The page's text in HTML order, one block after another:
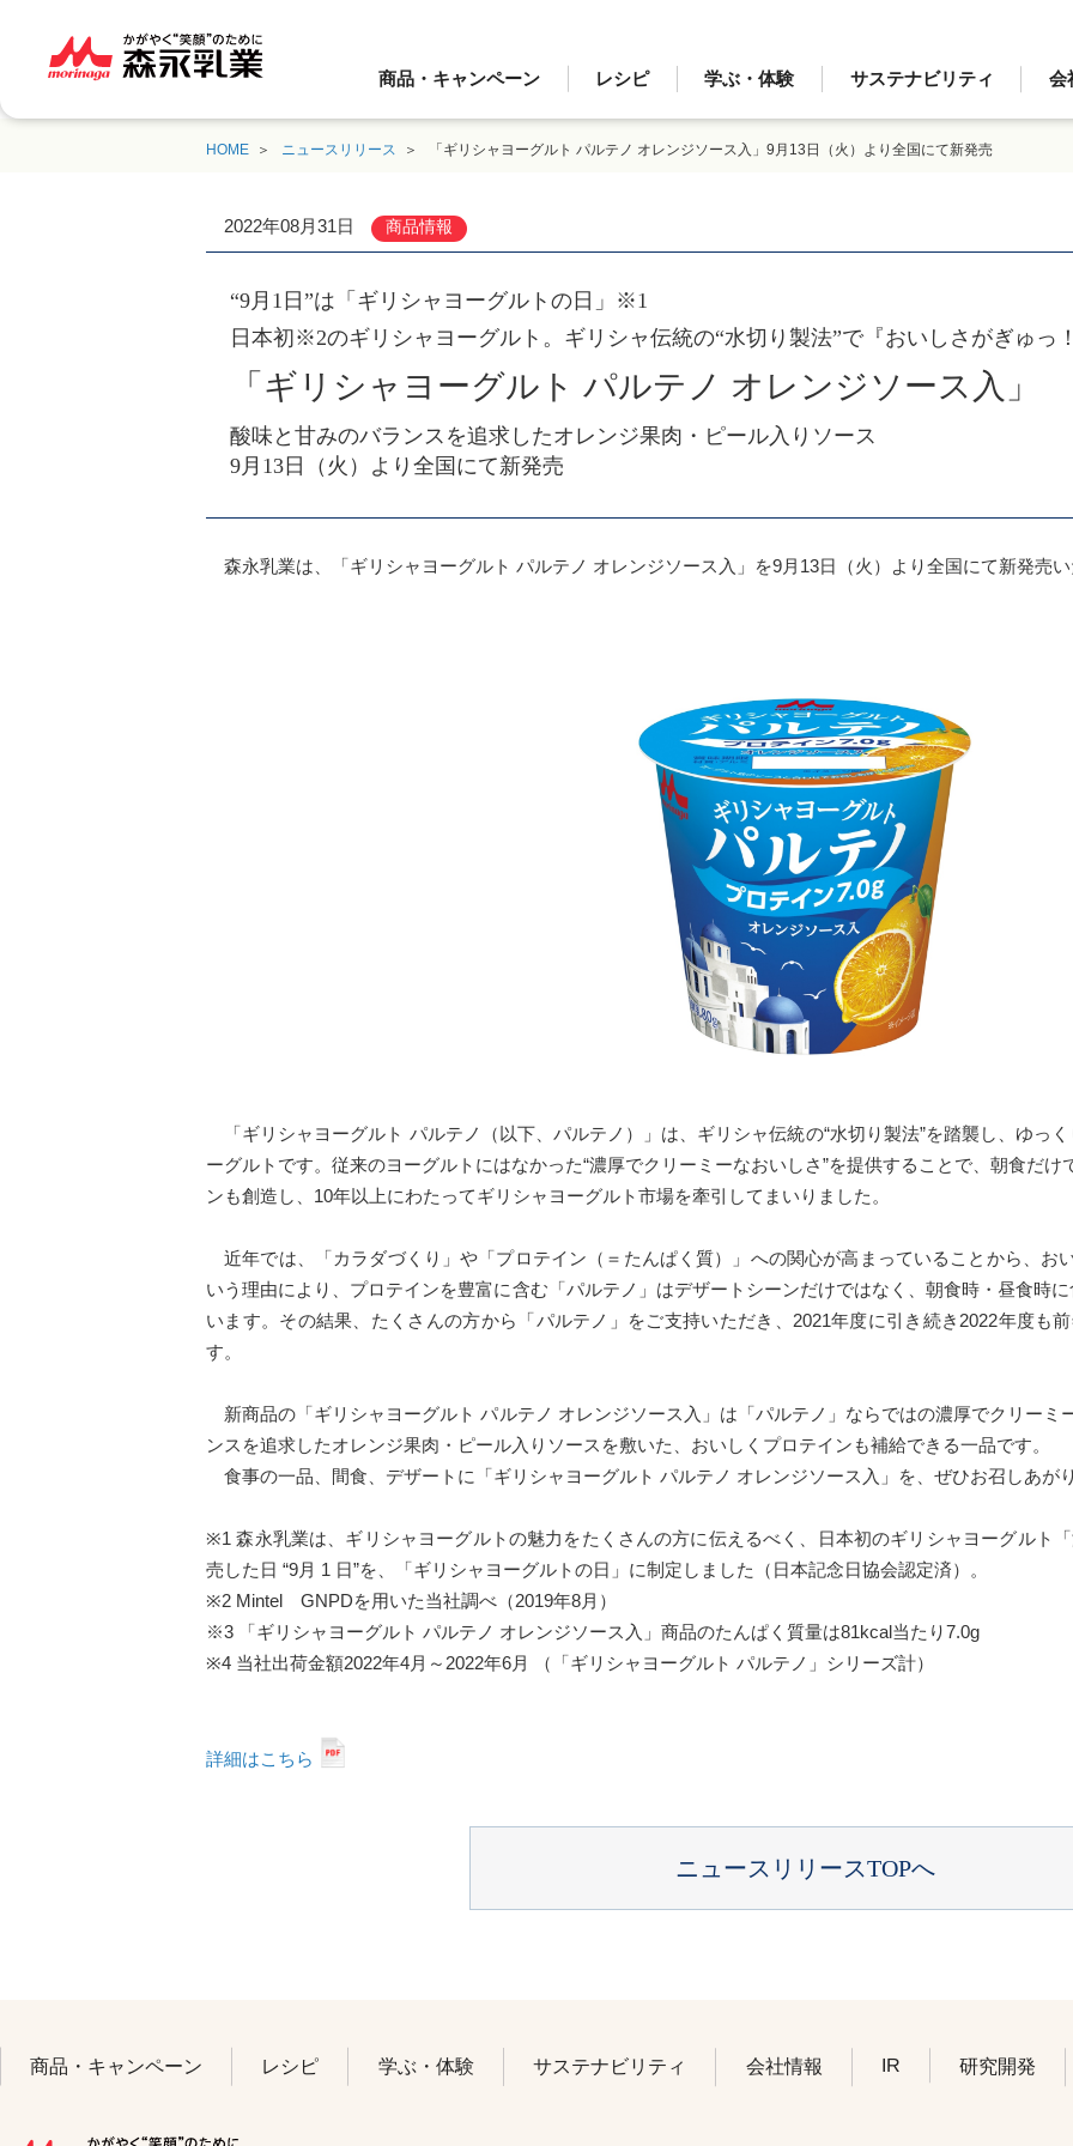
商品・キャンペーン レシピ 学ぶ・体験 サステナビリティ 会
HOME ニュースリリース 「ギリシャヨーグルト パルテノ オレンジソース入」9月13日（火）より全国にて新発売
2022年08月31日 商品情報
“9月1日”は「ギリシャヨーグルトの日」※1
日本初※2のギリシャヨーグルト。ギリシャ伝統の“水切り製法”で『おいしさがぎゅっ
「ギリシャヨーグルト パルテノ オレンジソース入」
酸味と甘みのバランスを追求したオレンジ果肉・ピール入りソース
9月13日（火）より全国にて新発売
森永乳業は、「ギリシャヨーグルト パルテノ オレンジソース入」を9月13日（火）より全国にて新発売い
「ギリシャヨーグルト パルテノ（以下、パルテノ）」は、ギリシャ伝統の“水切り製法”を踏襲し、ゆっ
ーグルトです。従来のヨーグルトにはなかった“濃厚でクリーミーなおいしさ”を提供することで、朝食だ
ンも創造し、10年以上にわたってギリシャヨーグルト市場を牽引してまいりました。
近年では、「カラダづくり」や「プロテイン（＝たんぱく質）」への関心が高まっていることから、お
いう理由により、プロテインを豊富に含む「パルテノ」はデザートシーンだけではなく、朝食時・昼食時
います。その結果、たくさんの方から「パルテノ」をご支持いただき、2021年度に引き続き2022年度も
す。
新商品の「ギリシャヨーグルト パルテノ オレンジソース入」は「パルテノ」ならではの濃厚でクリーミ
ンスを追求したオレンジ果肉・ピール入りソースを敷いた、おいしくプロテインも補給できる一品です。
食事の一品、間食、デザートに「ギリシャヨーグルト パルテノ オレンジソース入」を、ぜひお召しあがり
※1 森永乳業は、ギリシャヨーグルトの魅力をたくさんの方に伝えるべく、日本初のギリシャヨーグルト
売した日 “9月 1 日”を、「ギリシャヨーグルトの日」に制定しました（日本記念日協会認定済）。
※2 Mintel GNPDを用いた当社調べ（2019年8月）
※3 「ギリシャヨーグルト パルテノ オレンジソース入」商品のたんぱく質量は81kcal当たり7.0g
※4 当社出荷金額2022年4月～2022年6月 （「ギリシャヨーグルト パルテノ」シリーズ計）
詳細はこちら
ニュースリリースTOPへ
商品・キャンペーン レシピ 学ぶ・体験 サステナビリティ 会社情報 IR 研究開発